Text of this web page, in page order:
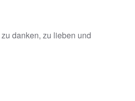
danken, zu lieben und